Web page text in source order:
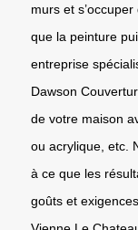
murs et
que la peinture
entreprise
Dawson
de votre maison
ou acrylique, etc.
à ce que les
goûts et